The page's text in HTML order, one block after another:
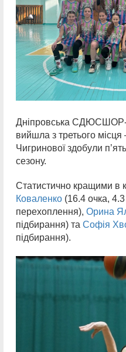
Дніпровська СДЮСШОР-
вийшла з третього місця
Чигринової здобули
сезону.
Статистично кращими в
Коваленко (16.4 очка,
перехоплення), Орина
підбирання) та Софія
підбирання).